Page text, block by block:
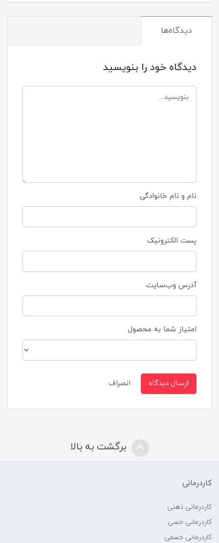
دیدگاه‌ها
دیدگاه خود را بنویسید
نام و نام خانوادگی
پست الکترونیک
آدرس وب‌سایت
امتیاز شما به محصول
ارسال دیدگاه انصراف
برگشت به بالا
کاردرمانی
کاردرمانی ذهنی
کاردرمانی حسی
کاردرمانی جسمی